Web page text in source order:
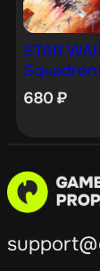
STAR
680₽